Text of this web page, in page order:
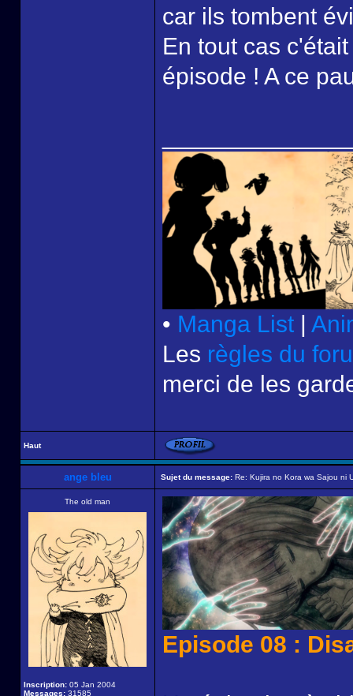
car ils tombent
En tout cas
épisode ! A ce
• Manga List |
Les règles du
merci de les
Haut
ange bleu Sujet du message: Re: Kujira no Kora wa Sajou ni
The old man
Inscription: 05 Jan 2004
Messages: 31585
Episode 08 :